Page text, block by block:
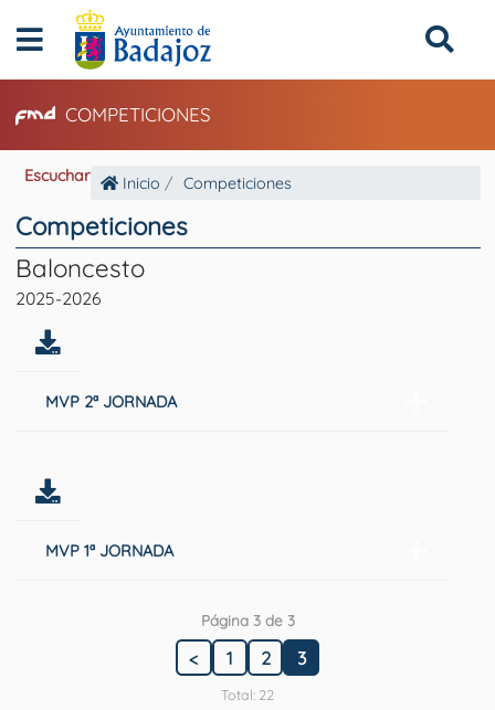
COMPETICIONES
Escuchar Inicio Competiciones
Competiciones
Baloncesto
2025-2026
MVP 2ª JORNADA
MVP 1ª JORNADA
Página 3 de 3
< 1 2 3
Total: 22